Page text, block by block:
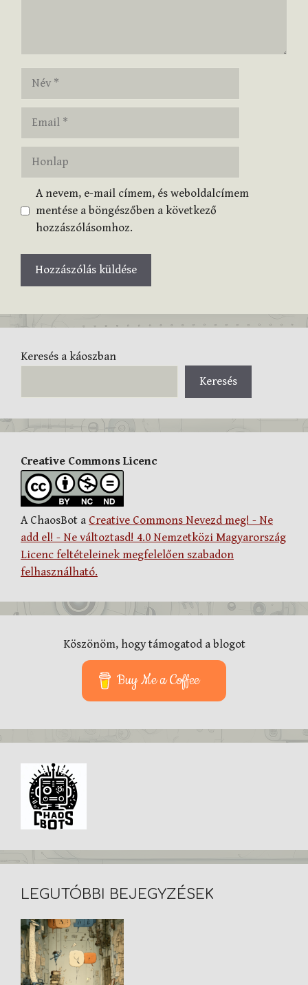
Honlap
A nevem, e-mail címem, és weboldalcímem
mentése a böngészőben a következő
hozzászólásomhoz.
Keresés a káoszban
Keresés
Creative Commons Licenc
A ChaosBot a Creative Commons Nevezd meg! - Ne
add el! - Ne változtasd! 4.0 Nemzetközi Magyarország
Licenc feltételeinek megfelelően szabadon
felhasználható.
Köszönöm, hogy támogatod a blogot
Buy Me a Coffee
LEGUTÓBBI BEJEGYZÉSEK